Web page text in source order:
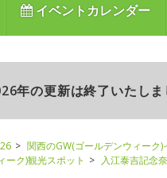
イベントカレンダー
年の更新は終了いたし
関西のGW(ゴールデンウィーク
ーク)観光スポット
入江泰吉記念